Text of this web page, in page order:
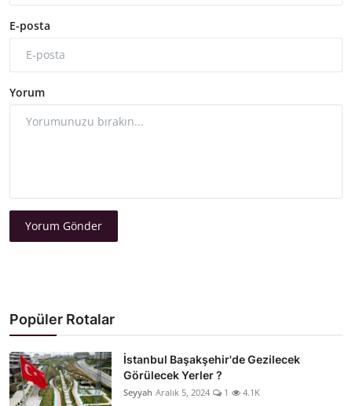
E-posta
Yorum
Yorum Gönder
Popüler Rotalar
İstanbul Başakşehir'de Gezilecek
Görülecek Yerler ?
Seyyah Aralık 5, 2024 1 4.1K